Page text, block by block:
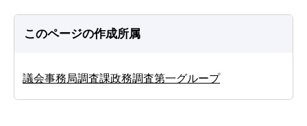
このページの作成所属
議会事務局調査課政務調査第一グループ